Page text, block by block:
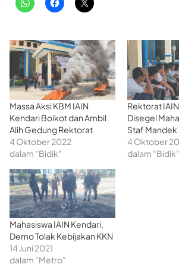
Massa Aksi KBM IAIN
Kendari Boikot dan Ambil
Alih Gedung Rektorat
4 Oktober 2022
dalam "Bidik"
Rektorat
Disegel
Staf Mandek
4 Oktober
dalam "Bidik"
Mahasiswa IAIN Kendari,
Demo Tolak Kebijakan KKN
14 Juni 2021
dalam "Metro"